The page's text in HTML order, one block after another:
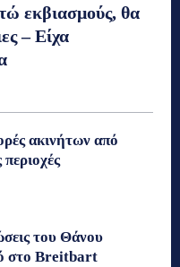
εκβιασμούς, θα
– Είχα
ακινήτων από
του Θάνου
στο Breitbart